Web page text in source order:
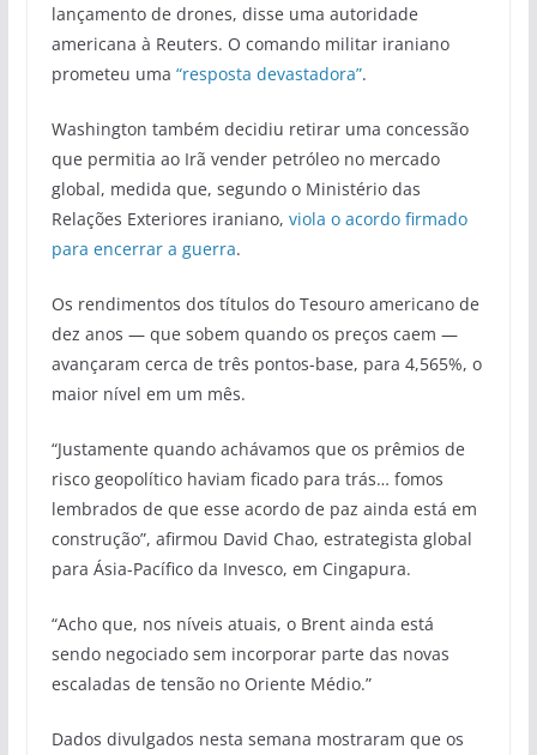
lançamento de drones, disse uma autoridade
americana à Reuters. O comando militar iraniano
prometeu uma “resposta devastadora”.
Washington também decidiu retirar uma concessão
que permitia ao Irã vender petróleo no mercado
global, medida que, segundo o Ministério das
Relações Exteriores iraniano, viola o acordo firmado
para encerrar a guerra.
Os rendimentos dos títulos do Tesouro americano de
dez anos — que sobem quando os preços caem —
avançaram cerca de três pontos-base, para 4,565%, o
maior nível em um mês.
“Justamente quando achávamos que os prêmios de
risco geopolítico haviam ficado para trás… fomos
lembrados de que esse acordo de paz ainda está em
construção”, afirmou David Chao, estrategista global
para Ásia-Pacífico da Invesco, em Cingapura.
“Acho que, nos níveis atuais, o Brent ainda está
sendo negociado sem incorporar parte das novas
escaladas de tensão no Oriente Médio.”
Dados divulgados nesta semana mostraram que os